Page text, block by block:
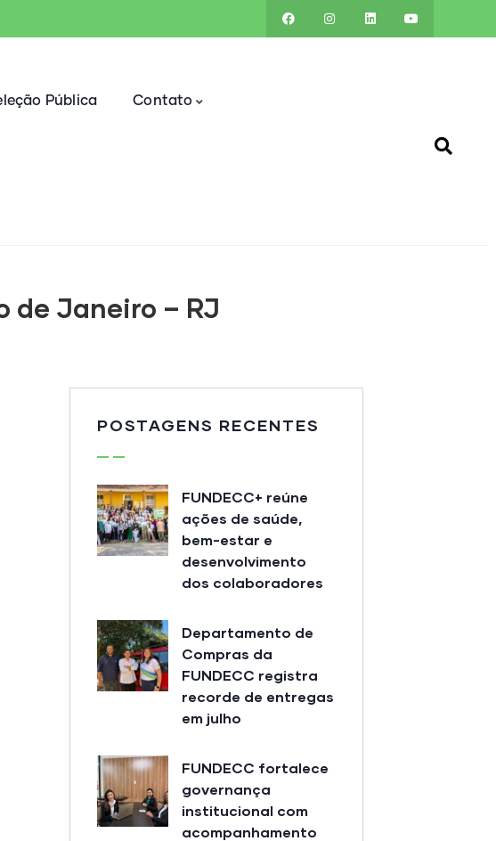
Pública Contato
de Janeiro – RJ
POSTAGENS RECENTES
FUNDECC+ reúne
ações de saúde,
bem-estar e
desenvolvimento
dos colaboradores
Departamento de
Compras da
FUNDECC registra
recorde de entregas
em julho
FUNDECC fortalece
governança
institucional com
acompanhamento